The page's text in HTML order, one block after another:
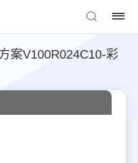
案V100R024C10-彩